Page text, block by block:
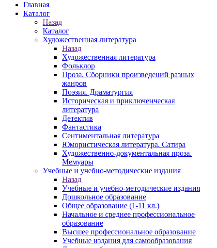
Главная
Каталог
Назад
Каталог
Художественная литература
Назад
Художественная литература
Фольклор
Проза. Сборники произведений разных
жанров
Поэзия. Драматургия
Историческая и приключенческая
литература
Детектив
Фантастика
Сентиментальная литература
Юмористическая литература. Сатира
Художественно-документальная проза.
Мемуары
Учебные и учебно-методические издания
Назад
Учебные и учебно-методические издания
Дошкольное образование
Общее образование (1-11 кл.)
Начальное и среднее профессиональное
образование
Высшее профессиональное образование
Учебные издания для самообразования